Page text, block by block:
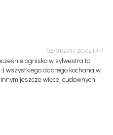
02/01/2017, 20:02
ognisko w sylwestra to
:) wszystkiego dobrego kochana w
jeszcze więcej cudownych